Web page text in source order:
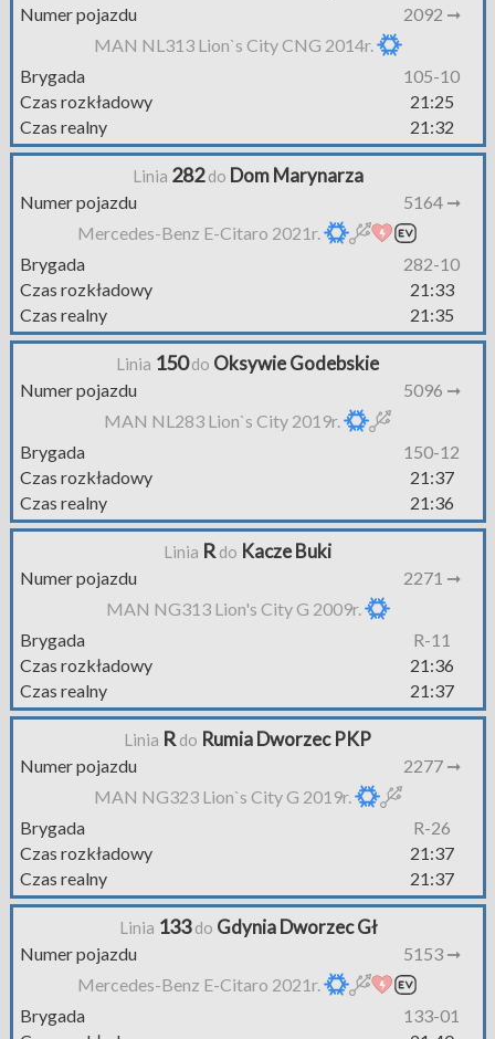
Numer pojazdu
2092 ➞
MAN NL313 Lion`s City CNG 2014r.
Brygada
105-10
Czas rozkładowy
21:25
Czas realny
21:32
Linia 282do Dom Marynarza
Numer pojazdu
5164 ➞
Mercedes-Benz E-Citaro 2021r.
Brygada
282-10
Czas rozkładowy
21:33
Czas realny
21:35
Linia 150do Oksywie Godebskie
Numer pojazdu
5096 ➞
MAN NL283 Lion`s City 2019r.
Brygada
150-12
Czas rozkładowy
21:37
Czas realny
21:36
Linia R do Kacze Buki
Numer pojazdu
2271 ➞
MAN NG313 Lion's City G 2009r.
Brygada
R-11
Czas rozkładowy
21:36
Czas realny
21:37
Linia R do Rumia Dworzec PKP
Numer pojazdu
2277 ➞
MAN NG323 Lion`s City G 2019r.
Brygada
R-26
Czas rozkładowy
21:37
Czas realny
21:37
Linia 133do Gdynia Dworzec Gł
Numer pojazdu
5153 ➞
Mercedes-Benz E-Citaro 2021r.
Brygada
133-01